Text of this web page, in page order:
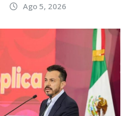
Ago 5, 2026